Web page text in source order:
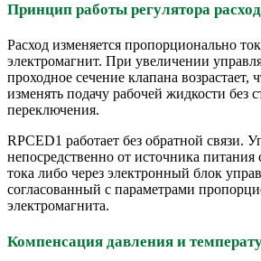
Принцип работы регулятора
Расход изменяется пропорционально
электромагнит. При увеличении
проходное сечение клапана возрастает,
изменять подачу рабочей жидкости без
переключения.
RPCED1 работает без обратной связи.
непосредственно от источника питания
тока либо через электронный блок
согласованный с параметрами
электромагнита.
Компенсация давления и